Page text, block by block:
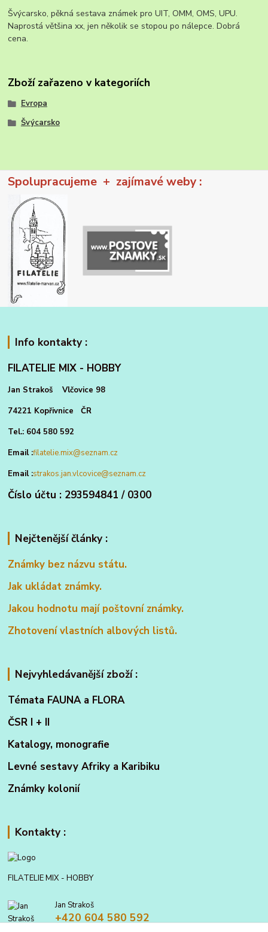
Švýcarsko, pěkná sestava známek pro UIT, OMM, OMS, UPU.
Naprostá většina xx, jen několik se stopou po nálepce. Dobrá
cena.
Zboží zařazeno v kategoriích
Evropa
Švýcarsko
Spolupracujeme + zajímavé weby :
Info kontakty :
FILATELIE MIX - HOBBY
Jan Strakoš Vlčovice 98
74221 Kopřivnice ČR
Tel.: 604 580 592
Email :filatelie.mix@seznam.cz
Email :strakos.jan.vlcovice@seznam.cz
Číslo účtu : 293594841 / 0300
Nejčtenější články :
Známky bez názvu státu.
Jak ukládat známky.
Jakou hodnotu mají poštovní známky.
Zhotovení vlastních albových listů.
Nejvyhledávanější zboží :
Témata FAUNA a FLORA
ČSR I + II
Katalogy, monografie
Levné sestavy Afriky a Karibiku
Známky kolonií
Kontakty :
FILATELIE MIX - HOBBY
Jan Strakoš
+420 604 580 592